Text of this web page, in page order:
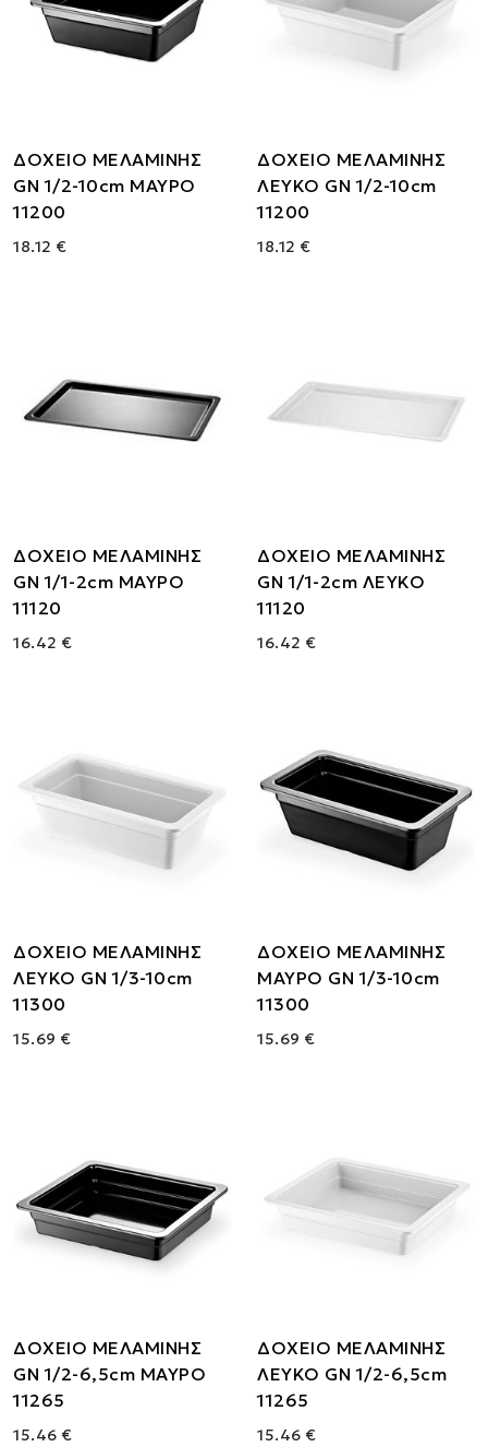
ΔΟΧΕΙΟ ΜΕΛΑΜΙΝΗΣ
GN 1/2-10cm ΜΑΥΡΟ
11200
18.12 €
ΔΟΧΕΙΟ ΜΕΛΑΜΙΝΗΣ
ΛΕΥΚΟ GN 1/2-10cm
11200
18.12 €
ΔΟΧΕΙΟ ΜΕΛΑΜΙΝΗΣ
GN 1/1-2cm ΜΑΥΡΟ
11120
16.42 €
ΔΟΧΕΙΟ ΜΕΛΑΜΙΝΗΣ
GN 1/1-2cm ΛΕΥΚΟ
11120
16.42 €
ΔΟΧΕΙΟ ΜΕΛΑΜΙΝΗΣ
ΛΕΥΚΟ GN 1/3-10cm
11300
15.69 €
ΔΟΧΕΙΟ ΜΕΛΑΜΙΝΗΣ
ΜΑΥΡΟ GN 1/3-10cm
11300
15.69 €
ΔΟΧΕΙΟ ΜΕΛΑΜΙΝΗΣ
GN 1/2-6,5cm ΜΑΥΡΟ
11265
15.46 €
ΔΟΧΕΙΟ ΜΕΛΑΜΙΝΗΣ
ΛΕΥΚΟ GN 1/2-6,5cm
11265
15.46 €